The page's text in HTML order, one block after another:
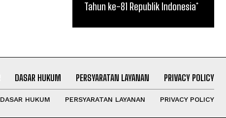
Tahun ke-81 Republik Indonesia*
DASAR HUKUM PERSYARATAN LAYANAN PRIVACY POLICY
DASAR HUKUM PERSYARATAN LAYANAN PRIVACY POLICY